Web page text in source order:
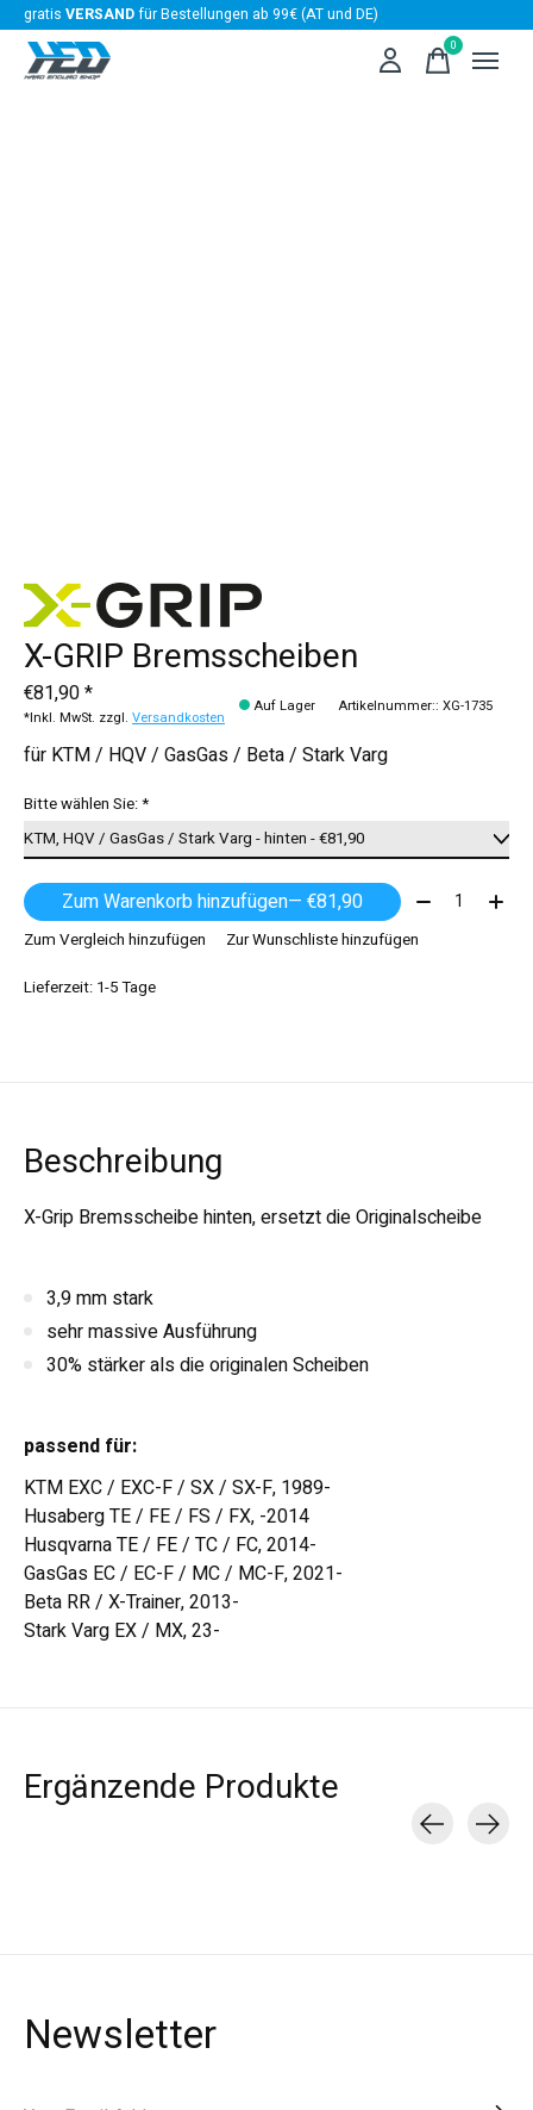
gratis VERSANDfür Bestellungen ab 99€ (AT und DE)
0items
X-GRIP Bremsscheiben
€81,90 *
*Inkl. MwSt. zzgl. Versandkosten
Auf Lager Artikelnummer:: XG-1735
für KTM / HQV / GasGas / Beta / Stark Varg
Bitte wählen Sie:*
Zum Warenkorb hinzufügen — €81,90 Menge:
Zum Vergleich hinzufügen
Zur Wunschliste hinzufügen
Lieferzeit: 1-5 Tage
Beschreibung
X-Grip Bremsscheibe hinten, ersetzt die Originalscheibe
3,9 mm stark
sehr massive Ausführung
30% stärker als die originalen Scheiben
passend für:
KTM EXC / EXC-F / SX / SX-F, 1989-
Husaberg TE / FE / FS / FX, -2014
Husqvarna TE / FE / TC / FC, 2014-
GasGas EC / EC-F / MC / MC-F, 2021-
Beta RR / X-Trainer, 2013-
Stark Varg EX / MX, 23-
Ergänzende Produkte
Newsletter